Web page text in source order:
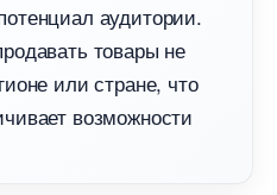
аудитории.
товары не
или стране, что
возможности